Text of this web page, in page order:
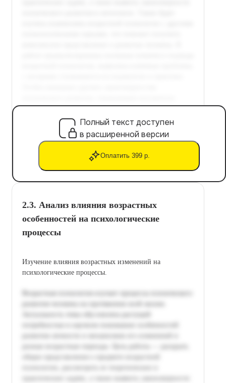
Полный текст доступен
в расширенной версии
Оплатить 399 р.
2.3. Анализ влияния возрастных
особенностей на психологические
процессы
Изучение влияния возрастных изменений на
психологические процессы.